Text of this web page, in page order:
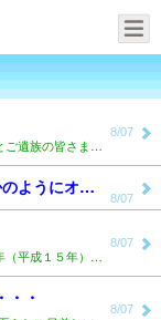
このたびの令和８年熊本地震により、犠牲になられた方々とご遺族の皆さまに謹んでお悔みを申し上げますとと..
8/07
暑さが戻ってきました その暑さを象徴するかのようにオレンジ色の花が暑そうに咲いていました 「ガーベラ..
8/07
梨郷駅に続いて、荒砥駅を見てみる。荒砥駅は２００３年（平成１５年）には「東北の駅百選」に選定されて..
8/07
・・
8/07